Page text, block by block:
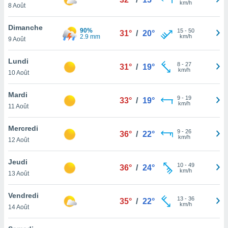
au
vous
de
ou
de
le
ainsi
un
la
du
8 Août
km/h
Dimanche
9 Août
90%
2.9 mm
31° / 20° 15- 50
km/h
Lundi
10 Août
31° / 19° 8- 27
km/h
Mardi
11 Août
33° / 19° 9- 19
km/h
Mercredi
12 Août
36° / 22° 9- 26
km/h
Jeudi
13 Août
36° / 24° 10- 49
km/h
Vendredi
14 Août
35° / 22° 13- 36
km/h